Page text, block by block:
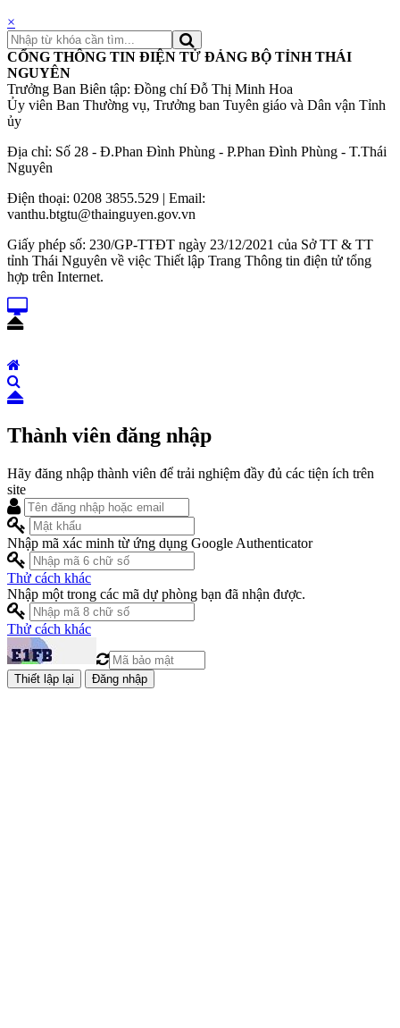
×
CỔNG THÔNG TIN ĐIỆN TỬ ĐẢNG BỘ TỈNH THÁI
NGUYÊN
Trưởng Ban Biên tập: Đồng chí Đỗ Thị Minh Hoa
Ủy viên Ban Thường vụ, Trưởng ban Tuyên giáo và Dân vận Tỉnh
ủy
Địa chỉ: Số 28 - Đ.Phan Đình Phùng - P.Phan Đình Phùng - T.Thái
Nguyên
Điện thoại: 0208 3855.529 | Email:
vanthu.btgtu@thainguyen.gov.vn
Giấy phép số: 230/GP-TTĐT ngày 23/12/2021 của Sở TT & TT
tỉnh Thái Nguyên về việc Thiết lập Trang Thông tin điện tử tổng
hợp trên Internet.
Thành viên đăng nhập
Hãy đăng nhập thành viên để trải nghiệm đầy đủ các tiện ích trên
site
Nhập mã xác minh từ ứng dụng Google Authenticator
Thử cách khác
Nhập một trong các mã dự phòng bạn đã nhận được.
Thử cách khác
Đăng nhập